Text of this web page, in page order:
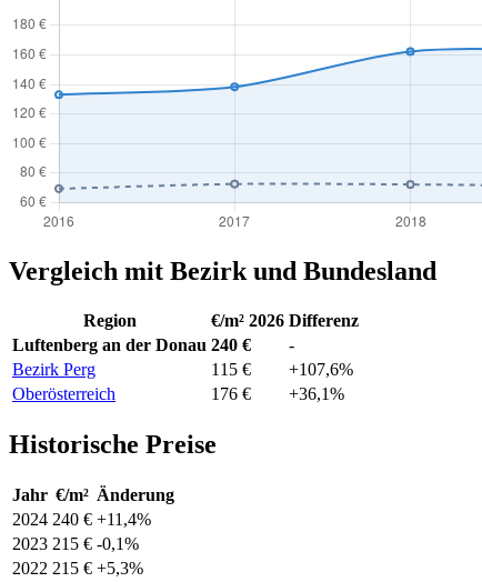
Vergleich mit Bezirk und Bundesland
Region €/m² 2026 Differenz
Luftenberg an der Donau 240 €
-
Bezirk Perg
115 €
+107,6%
Oberösterreich
176 € +36,1%
Historische Preise
Jahr €/m² Änderung
2024 240 € +11,4%
2023 215 € -0,1%
2022 215 € +5,3%